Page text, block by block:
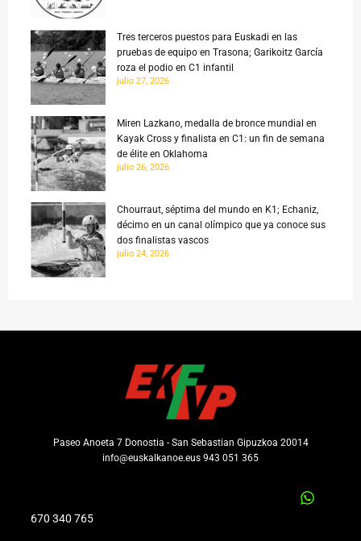
Tres terceros puestos para Euskadi en las
pruebas de equipo en Trasona; Garikoitz García
roza el podio en C1 infantil
julio 27, 2026
Miren Lazkano, medalla de bronce mundial en
Kayak Cross y finalista en C1: un fin de semana
de élite en Oklahoma
julio 26, 2026
Chourraut, séptima del mundo en K1; Echaniz,
décimo en un canal olímpico que ya conoce sus
dos finalistas vascos
julio 24, 2026
Paseo Anoeta 7 Donostia - San Sebastian Gipuzkoa 20014
info@euskalkanoe.eus 943 051 365
670 340 765